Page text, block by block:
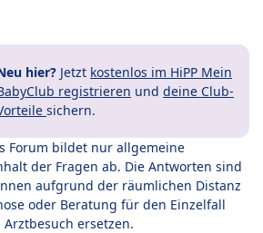
hier? Jetzt kostenlos im HiPP Mein
registrieren und deine Club-
sichern.
Forum bildet nur allgemeine
der Fragen ab. Die Antworten sind
aufgrund der räumlichen Distanz
oder Beratung für den Einzelfall
ersetzen.